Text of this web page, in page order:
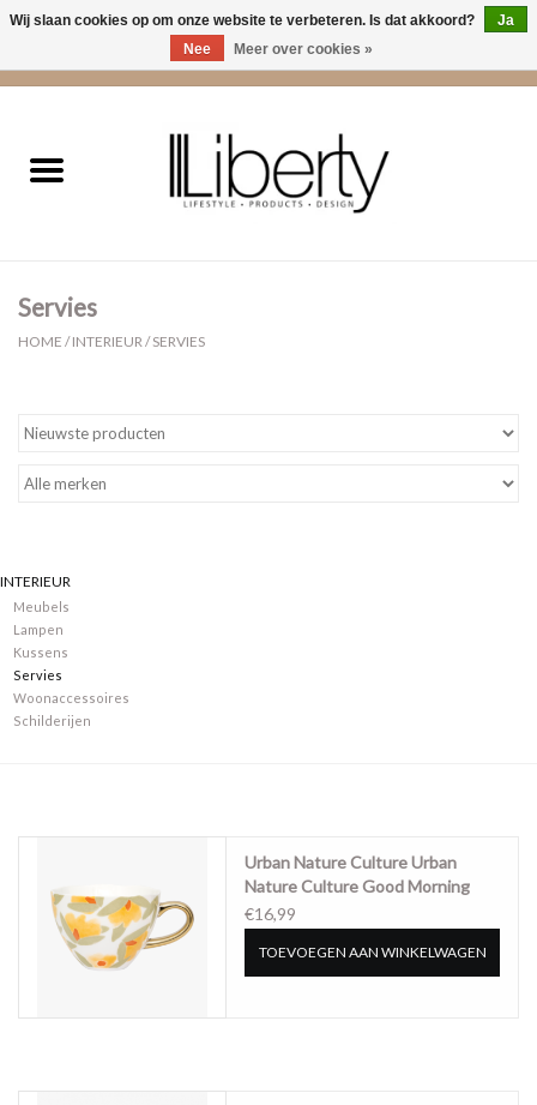
Kleding
Cadeaus
Merken
Servies
HOME /INTERIEUR /SERVIES
INTERIEUR
Meubels
Lampen
Kussens
Servies
Woonaccessoires
Schilderijen
Urban Nature Culture Urban
Nature Culture Good Morning
Cup Cappuccino/Tea Lilja Daylily
€16,99
TOEVOEGEN AAN WINKELWAGEN
Wij slaan cookies op om onze website te verbeteren. Is dat akkoord?
Ja
Nee
Meer over cookies »